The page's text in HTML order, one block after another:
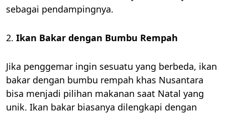
sebagai pendampingnya.
2. Ikan Bakar dengan Bumbu Rempah
Jika penggemar ingin sesuatu yang berbeda, ikan
bakar dengan bumbu rempah khas Nusantara
bisa menjadi pilihan makanan saat Natal yang
unik. Ikan bakar biasanya dilengkapi dengan